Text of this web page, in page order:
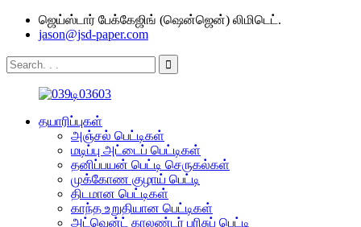
ஜெய்ஸ்டார் பேக்கேஜிங் (ஷென்ஜென்) லிமிடெட்.
jason@jsd-paper.com
தயாரிப்புகள்
அஞ்சல் பெட்டிகள்
மடிப்பு அட்டைப் பெட்டிகள்
தனிப்பயன் பெட்டி செருகல்கள்
முக்கோண குழாய் பெட்டி
திடமான பெட்டிகள்
காந்த உறுதியான பெட்டிகள்
அட்வென்ட் காலண்டர் பரிசுப் பெட்டி